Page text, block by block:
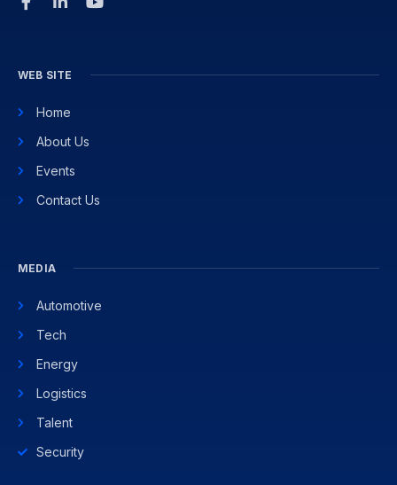
WEB SITE
Home
About Us
Events
Contact Us
MEDIA
Automotive
Tech
Energy
Logistics
Talent
Security